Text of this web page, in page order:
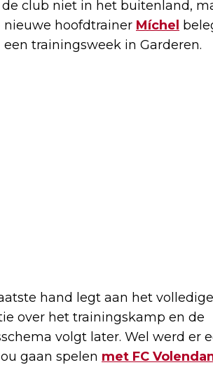
club niet in het buitenland,
nieuwe hoofdtrainer Míchel
trainingsweek in Garderen.
hand legt aan het volledige
over het trainingskamp en de
volgt later. Wel werd er
gaan spelen met FC